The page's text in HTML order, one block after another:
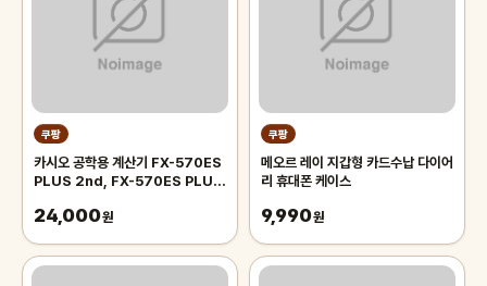
쿠팡
카시오 공학용 계산기 FX-570ES
PLUS 2nd, FX-570ES PLUS
24,000원
쿠팡
메오르 레이 지갑형 카드수납 다이어
리 휴대폰 케이스
9,990원